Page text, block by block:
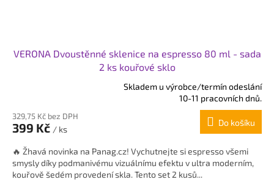
VERONA Dvoustěnné sklenice na espresso 80 ml - sada
2 ks kouřové sklo
produktu
je
z
5
hvězdiček.
Skladem u výrobce/termín odeslání
10-11 pracovních dnů.
329,75 Kč bez DPH
399 Kč / ks
Do košíku
🔥 Žhavá novinka na Panag.cz! Vychutnejte si espresso všemi
smysly díky podmanivému vizuálnímu efektu v ultra moderním,
kouřově šedém provedení skla. Tento set 2 kusů...